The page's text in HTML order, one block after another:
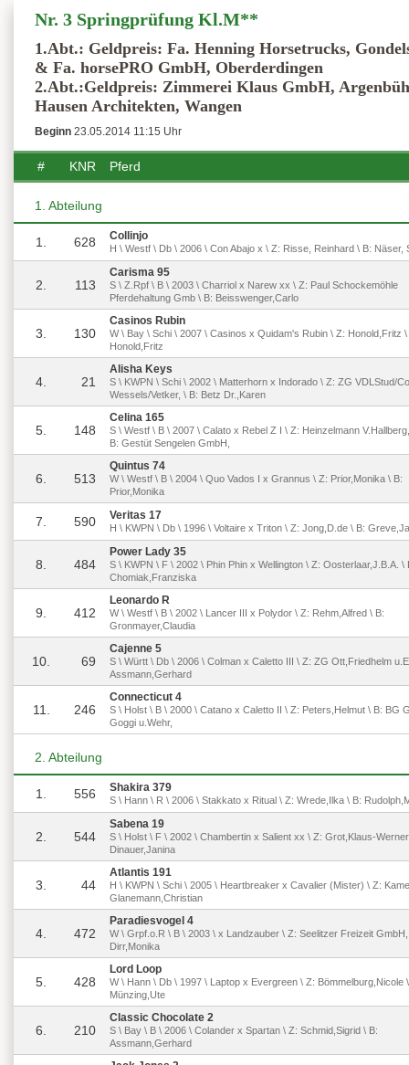
Nr. 3 Springprüfung Kl.M**
1.Abt.: Geldpreis: Fa. Henning Horsetrucks,
& Fa. horsePRO GmbH, Oberderdingen
2.Abt.:Geldpreis: Zimmerei Klaus GmbH,
Hausen Architekten, Wangen
Beginn 23.05.2014 11:15 Uhr
# KNR Pferd
1. Abteilung
1. 628 Collinjo
H \ Westf \ Db \ 2006 \ Con Abajo x \ Z: Risse, Reinhard \ B: Näser,
2. 113
Carisma 95
S \ Z.Rpf \ B \ 2003 \ Charriol x Narew xx \ Z: Paul Schockemöhle
Pferdehaltung Gmb \ B: Beisswenger,Carlo
3. 130
Casinos Rubin
W \ Bay \ Schi \ 2007 \ Casinos x Quidam's Rubin \ Z: Honold,Fritz \
Honold,Fritz
4. 21
Alisha Keys
S \ KWPN \ Schi \ 2002 \ Matterhorn x Indorado \ Z: ZG VDLStud/
Wessels/Vetker, \ B: Betz Dr.,Karen
5. 148
Celina 165
S \ Westf \ B \ 2007 \ Calato x Rebel Z I \ Z: Heinzelmann
B: Gestüt Sengelen GmbH,
6. 513
Quintus 74
W \ Westf \ B \ 2004 \ Quo Vados I x Grannus \ Z: Prior,Monika \ B:
Prior,Monika
7. 590 Veritas 17
H \ KWPN \ Db \ 1996 \ Voltaire x Triton \ Z: Jong,D.de \ B:
8. 484
Power Lady 35
S \ KWPN \ F \ 2002 \ Phin Phin x Wellington \ Z: Oosterlaar,J.B.A. \
Chomiak,Franziska
9. 412
Leonardo R
W \ Westf \ B \ 2002 \ Lancer III x Polydor \ Z: Rehm,Alfred \ B:
Gronmayer,Claudia
10. 69
Cajenne 5
S \ Württ \ Db \ 2006 \ Colman x Caletto III \ Z: ZG Ott,Friedhelm
Assmann,Gerhard
11. 246
Connecticut 4
S \ Holst \ B \ 2000 \ Catano x Caletto II \ Z: Peters,Helmut \ B: BG
Goggi u.Wehr,
2. Abteilung
1. 556 Shakira 379
S \ Hann \ R \ 2006 \ Stakkato x Ritual \ Z: Wrede,Ilka \ B:
2. 544
Sabena 19
S \ Holst \ F \ 2002 \ Chambertin x Salient xx \ Z: Grot,Klaus-
Dinauer,Janina
3. 44
Atlantis 191
H \ KWPN \ Schi \ 2005 \ Heartbreaker x Cavalier (Mister) \ Z:
Glanemann,Christian
4. 472
Paradiesvogel 4
W \ Grpf.o.R \ B \ 2003 \ x Landzauber \ Z: Seelitzer Freizeit
Dirr,Monika
5. 428
Lord Loop
W \ Hann \ Db \ 1997 \ Laptop x Evergreen \ Z: Bömmelburg,Nicole
Münzing,Ute
6. 210
Classic Chocolate 2
S \ Bay \ B \ 2006 \ Colander x Spartan \ Z: Schmid,Sigrid \ B:
Assmann,Gerhard